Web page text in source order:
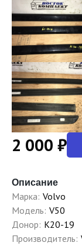
2 000 ₽
Описание
Марка: Volvo
Модель: V50
Донор: K20-19
Производитель: